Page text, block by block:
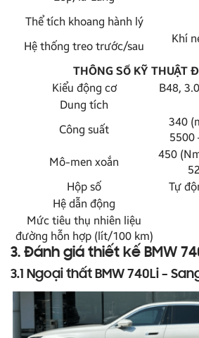
Thể tích khoang hành lý
Hệ thống treo trước/sau
Khí
THÔNG SỐ KỸ THUẬT
Kiểu động cơ
B48,
Dung tích
Công suất
340
5500
Mô-men xoắn
450
Hộp số
Tự
Hệ dẫn động
Mức tiêu thụ nhiên liệu
đường hỗn hợp (lít/100 km)
3. Đánh giá thiết kế BMW
3.1 Ngoại thất BMW 740Li –